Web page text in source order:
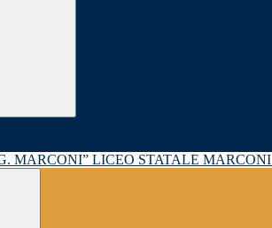
LICEO STATALE MARCONI